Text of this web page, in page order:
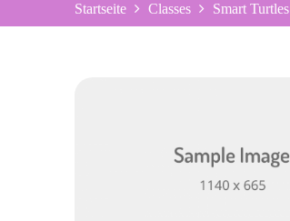
Startseite Classes Smart Turtles